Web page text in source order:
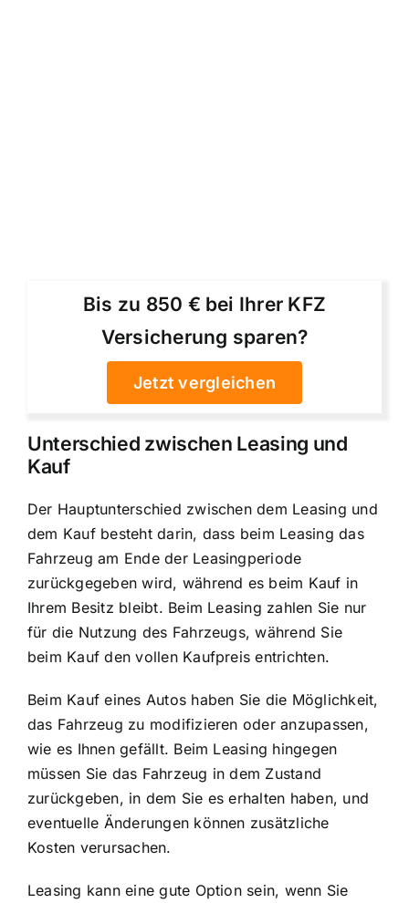
Bis zu 850 € bei Ihrer KFZ
Versicherung sparen?
Jetzt vergleichen
Unterschied zwischen Leasing und
Kauf
Der Hauptunterschied zwischen dem Leasing und
dem Kauf besteht darin, dass beim Leasing das
Fahrzeug am Ende der Leasingperiode
zurückgegeben wird, während es beim Kauf in
Ihrem Besitz bleibt. Beim Leasing zahlen Sie nur
für die Nutzung des Fahrzeugs, während Sie
beim Kauf den vollen Kaufpreis entrichten.
Beim Kauf eines Autos haben Sie die Möglichkeit,
das Fahrzeug zu modifizieren oder anzupassen,
wie es Ihnen gefällt. Beim Leasing hingegen
müssen Sie das Fahrzeug in dem Zustand
zurückgeben, in dem Sie es erhalten haben, und
eventuelle Änderungen können zusätzliche
Kosten verursachen.
Leasing kann eine gute Option sein, wenn Sie